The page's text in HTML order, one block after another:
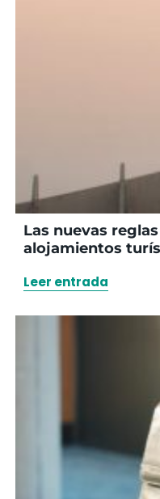
Las nuevas
alojamientos
Leer entrada